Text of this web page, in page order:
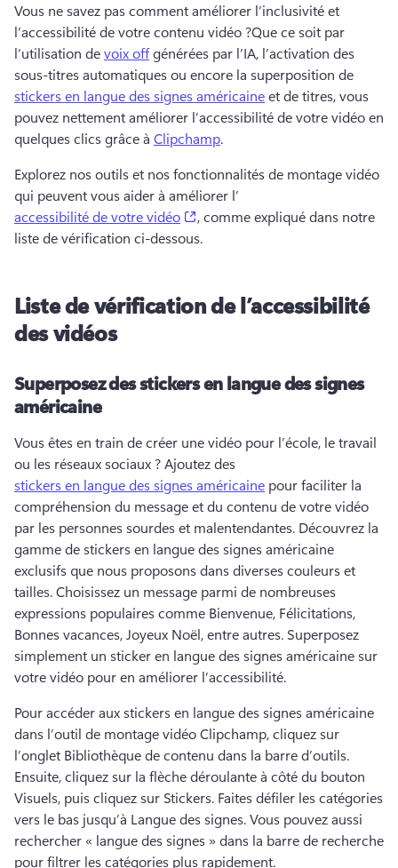
Vous ne savez pas comment améliorer l’inclusivité et
l’accessibilité de votre contenu vidéo ?Que ce soit par
l’utilisation de voix off générées par l’IA, l’activation des
sous-titres automatiques ou encore la superposition de
stickers en langue des signes américaine et de titres, vous
pouvez nettement améliorer l’accessibilité de votre vidéo en
quelques clics grâce à Clipchamp.
Explorez nos outils et nos fonctionnalités de montage vidéo
qui peuvent vous aider à améliorer l’
accessibilité de votre vidéo
(opens in a new tab)
, comme expliqué dans notre
liste de vérification ci-dessous.
Liste de vérification de l’accessibilité
des vidéos
Superposez des stickers en langue des signes
américaine
Vous êtes en train de créer une vidéo pour l’école, le travail
ou les réseaux sociaux ? Ajoutez des
stickers en langue des signes américaine pour faciliter la
compréhension du message et du contenu de votre vidéo
par les personnes sourdes et malentendantes. Découvrez la
gamme de stickers en langue des signes américaine
exclusifs que nous proposons dans diverses couleurs et
tailles. Choisissez un message parmi de nombreuses
expressions populaires comme Bienvenue, Félicitations,
Bonnes vacances, Joyeux Noël, entre autres. Superposez
simplement un sticker en langue des signes américaine sur
votre vidéo pour en améliorer l’accessibilité.
Pour accéder aux stickers en langue des signes américaine
dans l’outil de montage vidéo Clipchamp, cliquez sur
Ensuite, cliquez sur la flèche déroulante à côté du bouton
Visuels, puis cliquez sur Stickers. Faites défiler les catégories
vers le bas jusqu’à Langue des signes. Vous pouvez aussi
rechercher « langue des signes » dans la barre de recherche
pour filtrer les catégories plus rapidement.